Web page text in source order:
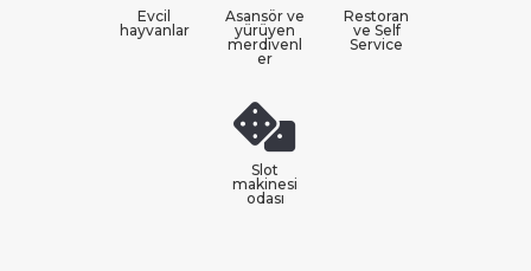
Evcil
hayvanlar
Asansör ve
yürüyen
merdivenl
er
Restoran
ve Self
Service
Slot
makinesi
odası